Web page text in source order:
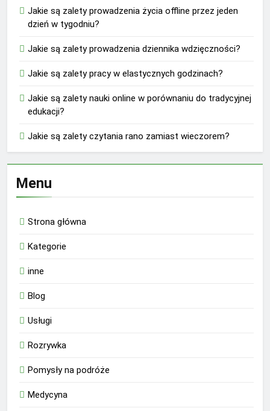
Jakie są zalety prowadzenia życia offline przez jeden
dzień w tygodniu?
Jakie są zalety prowadzenia dziennika wdzięczności?
Jakie są zalety pracy w elastycznych godzinach?
Jakie są zalety nauki online w porównaniu do tradycyjnej
edukacji?
Jakie są zalety czytania rano zamiast wieczorem?
Menu
Strona główna
Kategorie
inne
Blog
Usługi
Rozrywka
Pomysły na podróże
Medycyna